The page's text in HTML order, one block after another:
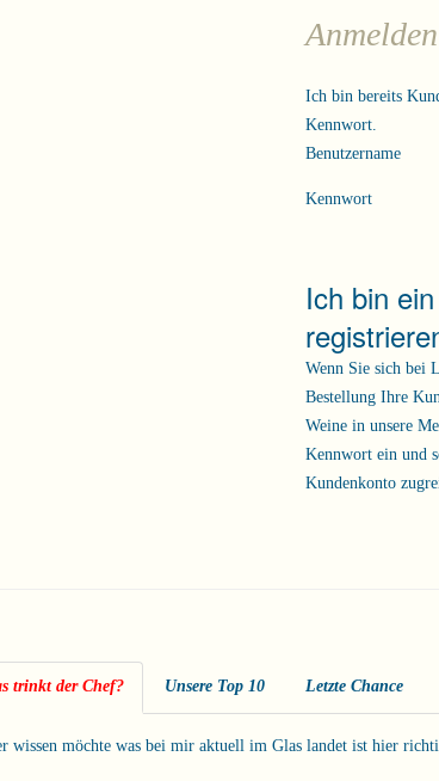
Anmelden
Ich bin bereits
Kennwort.
Benutzername
Kennwort
Ich bin
Wenn Sie sich bei
Bestellung Ihre
Weine in unsere
Kennwort ein und
Kundenkonto
trinkt der Chef? Unsere Top 10 Letzte Chance
wissen möchte was bei mir aktuell im Glas landet ist hier